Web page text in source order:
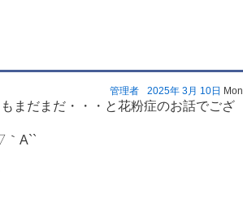
2025年 3月 10日 Mon
管理者
まだまだ・・・と花粉症のお話でござ
｀A``